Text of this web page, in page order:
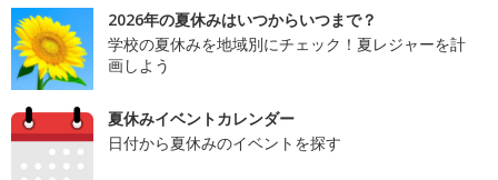
2026年の夏休みはいつからいつまで？
学校の夏休みを地域別にチェック！夏レジャーを計
画しよう
夏休みイベントカレンダー
日付から夏休みのイベントを探す